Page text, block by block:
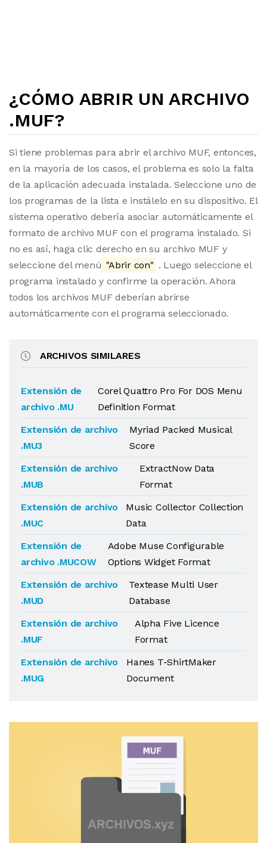
¿CÓMO ABRIR UN ARCHIVO
.MUF?
Si tiene problemas para abrir el archivo MUF, entonces,
en la mayoría de los casos, el problema es solo la falta
de la aplicación adecuada instalada. Seleccione uno de
los programas de la lista e instálelo en su dispositivo. El
sistema operativo debería asociar automáticamente el
formato de archivo MUF con el programa instalado. Si
no es así, haga clic derecho en su archivo MUF y
seleccione del menú "Abrir con" . Luego seleccione el
programa instalado y confirme la operación. Ahora
todos los archivos MUF deberían abrirse
automáticamente con el programa seleccionado.
ARCHIVOS SIMILARES
Extensión de
archivo .MU
Corel Quattro Pro For DOS Menu
Definition Format
Extensión de archivo
.MU3
Myriad Packed Musical
Score
Extensión de archivo
.MUB
ExtractNow Data
Format
Extensión de archivo
.MUC
Music Collector Collection
Data
Extensión de
archivo .MUCOW
Adobe Muse Configurable
Options Widget Format
Extensión de archivo
.MUD
Textease Multi User
Database
Extensión de archivo
.MUF
Alpha Five Licence
Format
Extensión de archivo
.MUG
Hanes T-ShirtMaker
Document